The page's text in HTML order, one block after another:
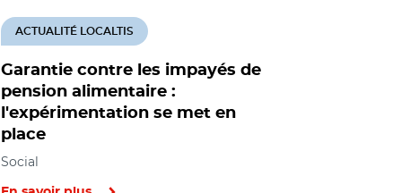
Garantie contre les impayés de
pension alimentaire :
l'expérimentation se met en
place
ACTUALITÉ LOCALTIS
Social